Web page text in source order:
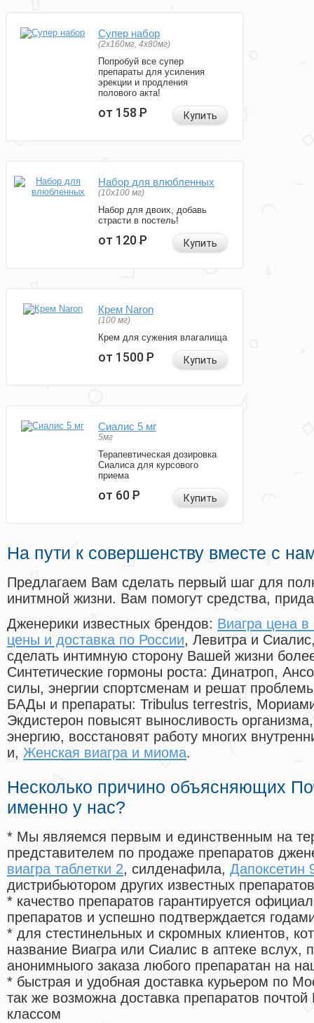
Супер набор
(2х160мг, 4х80мг)
Попробуй все супер
препараты для усиления
эрекции и продления
полового акта!
от 158Р Купить
Набор для влюбленных
(10х100 мг)
Набор для двоих, добавь
страсти в постель!
от 120Р Купить
Крем Naron
(100 мг)
Крем для сужения влагалища
от 1500Р Купить
Сиалис 5 мг
5мг
Терапевтическая дозировка
Сиалиса для курсового
приема
от 60Р Купить
На пути к совершенству вместе с
Предлагаем Вам сделать первый шаг для
инитмной жизни. Вам помогут средства,
Дженерики известных брендов: Виагра цена в
цены и доставка по России, Левитра и
сделать интимную сторону Вашей жизни
Синтетические гормоны роста: Динатроп,
силы, энергии спортсменам и решат
БАДы и препараты: Tribulus terrestris,
Экдистерон повысят выносливость
энергию, восстановят работу многих
и, Женская виагра и миома.
Несколько причино объясняющих
именно у нас?
* Мы являемся первым и единственным на
представителем по продаже препаратов
виагра таблетки 2, силденафила, Дапоксетин
дистрибьютором других известных препаратов
* качество препаратов гарантируется
препаратов и успешно подтверждается
* для стестинельных и скромных клиентов,
название Виагра или Сиалис в аптеке вслух,
анонимныого заказа любого препаратан на
* быстрая и удобная доставка курьером по
так же возможна доставка препаратов
классом